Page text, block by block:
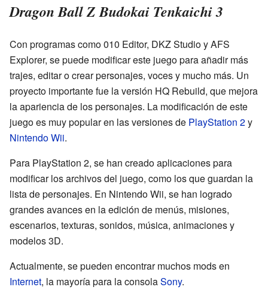
Dragon Ball Z Budokai Tenkaichi 3
Con programas como 010 Editor, DKZ Studio y AFS
Explorer, se puede modificar este juego para añadir más
trajes, editar o crear personajes, voces y mucho más. Un
proyecto importante fue la versión HQ Rebuild, que mejora
la apariencia de los personajes. La modificación de este
juego es muy popular en las versiones de PlayStation 2y
Nintendo Wii.
Para PlayStation 2, se han creado aplicaciones para
modificar los archivos del juego, como los que guardan la
lista de personajes. En Nintendo Wii, se han logrado
grandes avances en la edición de menús, misiones,
escenarios, texturas, sonidos, música, animaciones y
modelos 3D.
Actualmente, se pueden encontrar muchos mods en
Internet, la mayoría para la consolaSony.